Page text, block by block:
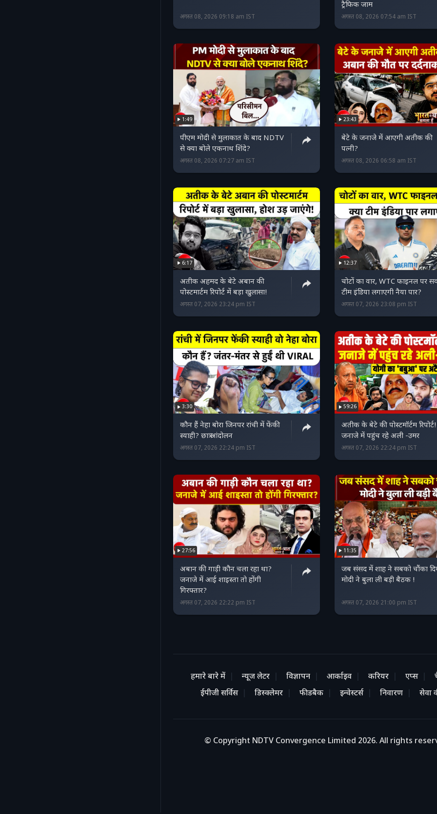
अगस्त 08, 2026 09:18 am IST
ट्रैफिक जाम
अगस्त 08, 2026 07:54 am IST
1:49
पीएम मोदी से मुलाकात के बाद NDTV
से क्या बोले एकनाथ शिंदे?
अगस्त 08, 2026 07:27 am IST
23:43
बेटे के जनाजे में आएगी अतीक की
पत्नी?
अगस्त 08, 2026 06:58 am IST
6:17
अतीक अहमद के बेटे अबान की
पोस्टमार्टम रिपोर्ट में बड़ा खुलासा!
अगस्त 07, 2026 23:24 pm IST
12:37
चोटों का वार, WTC फाइनल पर
टीम इंडिया लगाएगी नैया पार?
अगस्त 07, 2026 23:08 pm IST
3:30
कौन हैं नेहा बोरा जिनपर रांची में फेंकी
स्याही? छात्र आंदोलन
अगस्त 07, 2026 22:24 pm IST
59:26
अतीक के बेटे की पोस्टमॉर्टम रिपोर्ट!
जनाजे में पहुंच रहे अली -उमर
अगस्त 07, 2026 22:24 pm IST
27:56
अबान की गाड़ी कौन चला रहा था?
जनाजे में आई शाइस्ता तो होंगी
गिरफ्तार?
अगस्त 07, 2026 22:22 pm IST
11:35
जब संसद में शाह ने सबको चौंका
मोदी ने बुला ली बड़ी बैठक !
अगस्त 07, 2026 21:00 pm IST
हमारे बारे में न्यूज लेटर विज्ञापन आर्काइव करियर एप्स
ईपीजी सर्विस
डिस्क्लेमर फीडबैक इन्वेस्टर्स निवारण सेवा
© Copyright NDTV Convergence Limited 2026. All rights